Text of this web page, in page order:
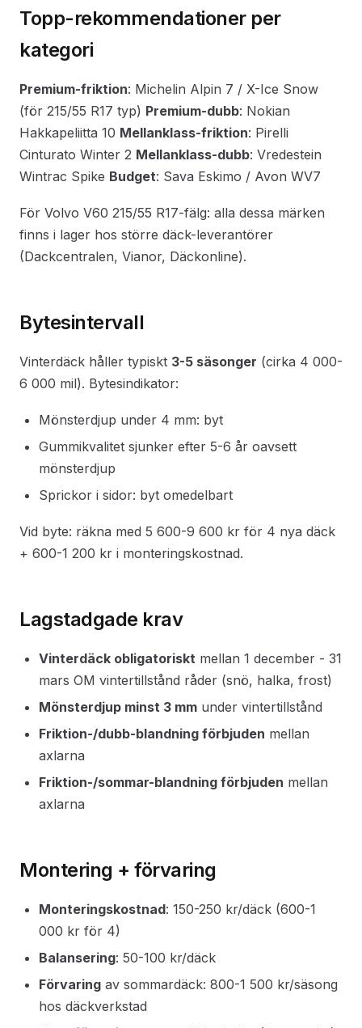
Topp-rekommendationer per
kategori
Premium-friktion: Michelin Alpin 7 / X-Ice Snow
(för 215/55 R17 typ) Premium-dubb: Nokian
Hakkapeliitta 10 Mellanklass-friktion: Pirelli
Cinturato Winter 2 Mellanklass-dubb: Vredestein
Wintrac Spike Budget: Sava Eskimo / Avon WV7
För Volvo V60 215/55 R17-fälg: alla dessa märken
finns i lager hos större däck-leverantörer
(Dackcentralen, Vianor, Däckonline).
Bytesintervall
Vinterdäck håller typiskt 3-5 säsonger (cirka 4 000-
6 000 mil). Bytesindikator:
Mönsterdjup under 4 mm: byt
Gummikvalitet sjunker efter 5-6 år oavsett
mönsterdjup
Sprickor i sidor: byt omedelbart
Vid byte: räkna med 5 600-9 600 kr för 4 nya däck
+ 600-1 200 kr i monteringskostnad.
Lagstadgade krav
Vinterdäck obligatoriskt mellan 1 december - 31
mars OM vintertillstånd råder (snö, halka, frost)
Mönsterdjup minst 3 mm under vintertillstånd
Friktion-/dubb-blandning förbjuden mellan
axlarna
Friktion-/sommar-blandning förbjuden mellan
axlarna
Montering + förvaring
Monteringskostnad: 150-250 kr/däck (600-1
000 kr för 4)
Balansering: 50-100 kr/däck
Förvaring av sommardäck: 800-1 500 kr/säsong
hos däckverkstad